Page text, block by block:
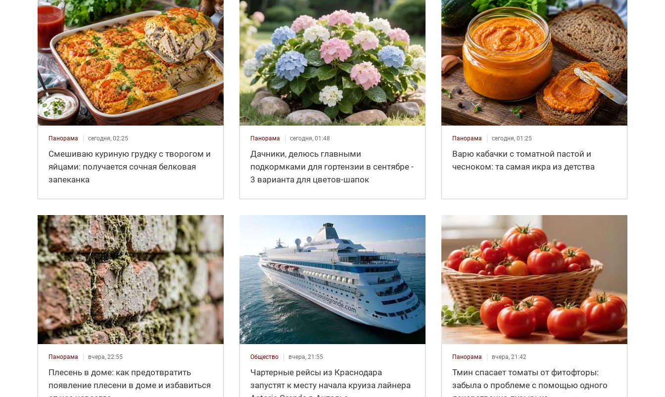
Панорама сегодня, 02:25
Смешиваю куриную грудку с творогом и
яйцами: получается сочная белковая
запеканка
Панорама сегодня, 01:48
Дачники, делюсь главными
подкормками для гортензии в сентябре -
3 варианта для цветов-шапок
Панорама сегодня, 01:25
Варю кабачки с томатной пастой и
чесноком: та самая икра из детства
Панорама вчера, 22:55
Плесень в доме: как предотвратить
появление плесени в доме и избавиться
Общество вчера, 21:55
Чартерные рейсы из Краснодара
запустят к месту начала круиза лайнера
Панорама вчера, 21:42
Тмин спасает томаты от фитофторы:
забыла о проблеме с помощью одного